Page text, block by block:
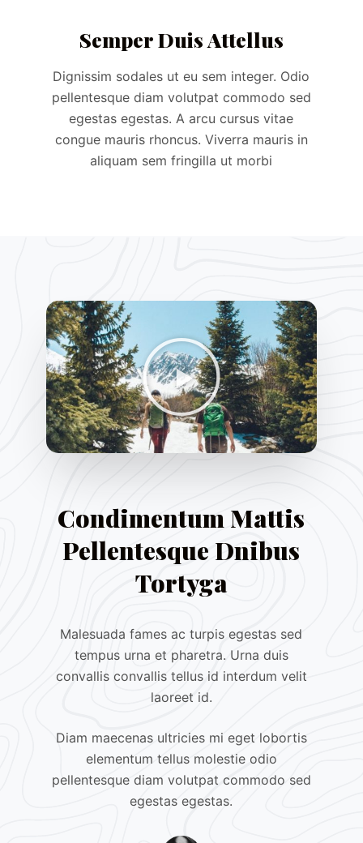
Semper Duis Attellus
Dignissim sodales ut eu sem integer. Odio
pellentesque diam volutpat commodo sed
egestas egestas. A arcu cursus vitae
congue mauris rhoncus. Viverra mauris in
aliquam sem fringilla ut morbi
Condimentum Mattis
Pellentesque Dnibus
Tortyga
Malesuada fames ac turpis egestas sed
tempus urna et pharetra. Urna duis
convallis convallis tellus id interdum velit
laoreet id.
Diam maecenas ultricies mi eget lobortis
elementum tellus molestie odio
pellentesque diam volutpat commodo sed
egestas egestas.